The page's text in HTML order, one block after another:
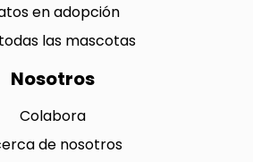
en adopción
las mascotas
Nosotros
Colabora
de nosotros